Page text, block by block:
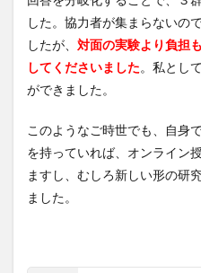
した。協力者が集まらないの
したが、 対面の実験より負担
してくださいました。私とし
ができました。
このようなご時世でも、自身
を持っていれば、オンライン
ますし、むしろ新しい形の研
ました。